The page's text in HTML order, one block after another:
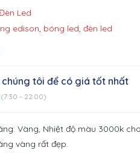
Led
edison, bóng led,đèn led
chúng tôi để có giá tốt nhất
(7:30 - 22:00)
Vàng, Nhiệt độ màu 3000k
vàng rất đẹp.